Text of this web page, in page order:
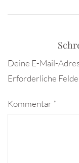
Deine E-Mail-
Erforderliche
Kommentar *